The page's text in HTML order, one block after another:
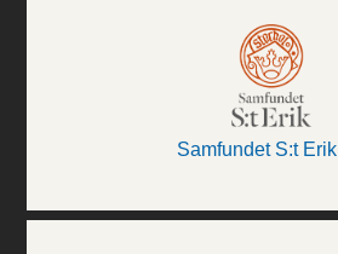
Samfundet S:t Erik